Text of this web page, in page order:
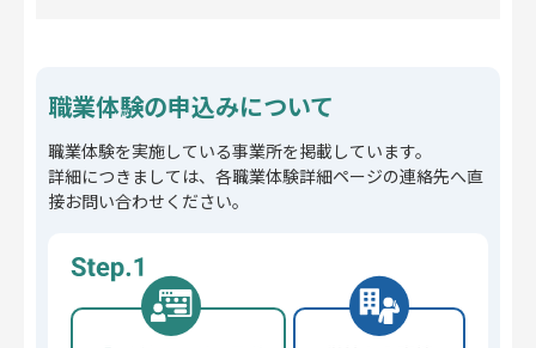
職業体験の申込みについて
職業体験を実施している事業所を掲載しています。
詳細につきましては、各職業体験詳細ページの連絡先へ直
接お問い合わせください。